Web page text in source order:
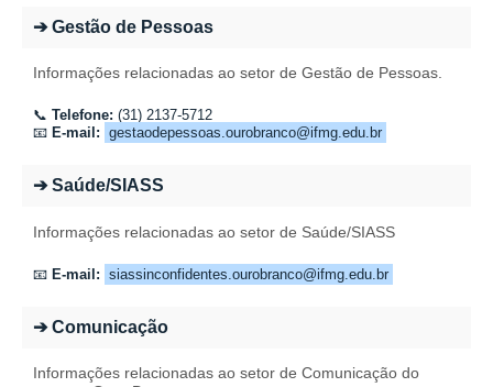
➔ Gestão de Pessoas
Informações relacionadas ao setor de Gestão de Pessoas.
📞 Telefone: (31) 2137-5712
📧 E-mail: gestaodepessoas.ourobranco@ifmg.edu.br
➔ Saúde/SIASS
Informações relacionadas ao setor de Saúde/SIASS
📧 E-mail: siassinconfidentes.ourobranco@ifmg.edu.br
➔ Comunicação
Informações relacionadas ao setor de Comunicação do